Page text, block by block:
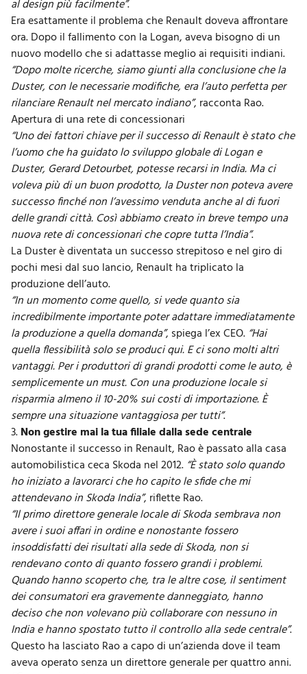
al design più facilmente”.
Era esattamente il problema che Renault doveva affrontare
ora. Dopo il fallimento con la Logan, aveva bisogno di un
nuovo modello che si adattasse meglio ai requisiti indiani.
“Dopo molte ricerche, siamo giunti alla conclusione che la
Duster, con le necessarie modifiche, era l’auto perfetta per
rilanciare Renault nel mercato indiano”, racconta Rao.
Apertura di una rete di concessionari
“Uno dei fattori chiave per il successo di Renault è stato che
l’uomo che ha guidato lo sviluppo globale di Logan e
Duster, Gerard Detourbet, potesse recarsi in India. Ma ci
voleva più di un buon prodotto, la Duster non poteva avere
successo finché non l’avessimo venduta anche al di fuori
delle grandi città. Così abbiamo creato in breve tempo una
nuova rete di concessionari che copre tutta l’India”.
La Duster è diventata un successo strepitoso e nel giro di
pochi mesi dal suo lancio, Renault ha triplicato la
produzione dell’auto.
“In un momento come quello, si vede quanto sia
incredibilmente importante poter adattare immediatamente
la produzione a quella domanda”, spiega l’ex CEO. “Hai
quella flessibilità solo se produci qui. E ci sono molti altri
vantaggi. Per i produttori di grandi prodotti come le auto, è
semplicemente un must. Con una produzione locale si
risparmia almeno il 10-20% sui costi di importazione. È
sempre una situazione vantaggiosa per tutti”.
3.Non gestire mai la tua filiale dalla sede centrale
Nonostante il successo in Renault, Rao è passato alla casa
automobilistica ceca Skoda nel 2012. “È stato solo quando
ho iniziato a lavorarci che ho capito le sfide che mi
attendevano in Skoda India”, riflette Rao.
“Il primo direttore generale locale di Skoda sembrava non
avere i suoi affari in ordine e nonostante fossero
insoddisfatti dei risultati alla sede di Skoda, non si
rendevano conto di quanto fossero grandi i problemi.
Quando hanno scoperto che, tra le altre cose, il sentiment
dei consumatori era gravemente danneggiato, hanno
deciso che non volevano più collaborare con nessuno in
India e hanno spostato tutto il controllo alla sede centrale”.
Questo ha lasciato Rao a capo di un’azienda dove il team
aveva operato senza un direttore generale per quattro anni.